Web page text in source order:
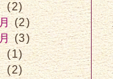
(2)
(2)
(3)
(1)
(2)